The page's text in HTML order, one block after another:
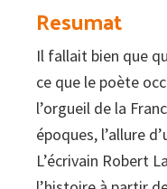
À
ces
cons
de
français
et
Resumat
Il fallait bien que
ce que le poète
l’orgueil de la
époques, l’allure
L’écrivain Robert